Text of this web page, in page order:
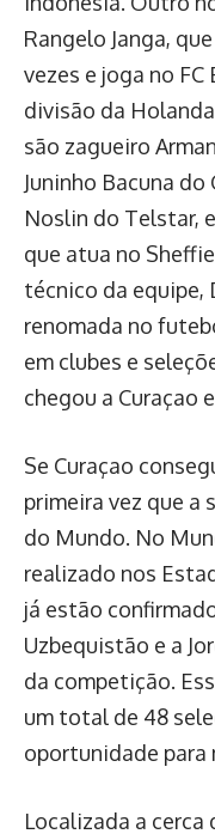
Rangelo Janga,
vezes e joga no
divisão da
são zagueiro
Juninho Bacuna
Noslin do Telstar,
que atua no
técnico da equipe,
renomada no
em clubes e
chegou a Curaçao
Se Curaçao
primeira vez que a
do Mundo. No
realizado nos
já estão
Uzbequistão e a
da competição.
um total de 48
oportunidade para
Localizada a cerca